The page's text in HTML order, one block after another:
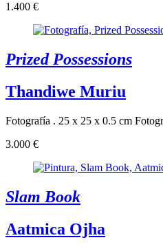
1.400 €
Prized Possessions
Thandiwe Muriu
Fotografía . 25 x 25 x 0.5 cm
3.000 €
Slam Book
Aatmica Ojha